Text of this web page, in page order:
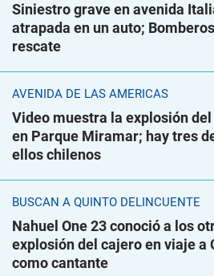
Siniestro grave en avenida
atrapada en un auto;
rescate
AVENIDA DE LAS AMÉRICAS
Video muestra la explosión
en Parque Miramar; hay tres
ellos chilenos
BUSCAN A QUINTO DELINCUENTE
Nahuel One 23 conoció a los
explosión del cajero en viaje a
como cantante